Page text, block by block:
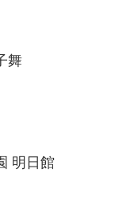
舞
明日館